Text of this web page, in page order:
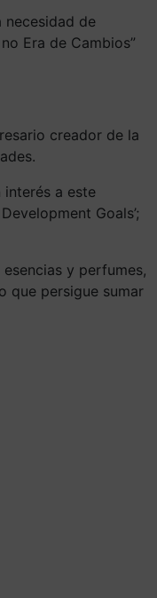
necesidad de
Era de Cambios”
creador de la
interés a este
Goals’;
y perfumes,
que persigue sumar